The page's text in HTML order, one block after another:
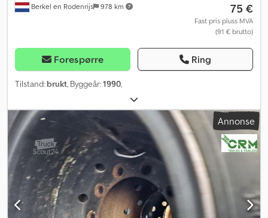
Berkel en Rodenrijs 978 km 75 €
Fast pris pluss MVA
(91 € brutto)
Forespørre Ring
Tilstand: brukt, Byggeår:1990,
Annonse